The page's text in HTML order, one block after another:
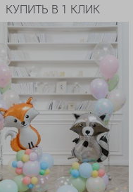
КУПИТЬ В 1 КЛИК